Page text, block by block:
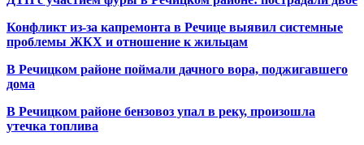
Конфликт из-за капремонта в Речице выявил системные
проблемы ЖКХ и отношение к жильцам
В Речицком районе поймали дачного вора, поджигавшего
дома
В Речицком районе бензовоз упал в реку, произошла
утечка топлива